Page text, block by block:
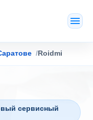
Roidmi
сервисный